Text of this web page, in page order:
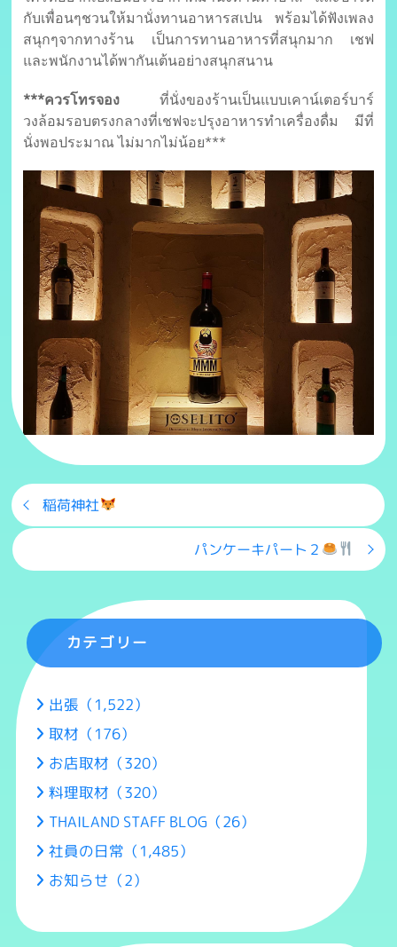
กับเพื่อนๆชวนให้มานั่งทานอาหารสเปน พร้อมได้ฟังเพลง
สนุกๆจากทางร้าน เป็นการทานอาหารที่สนุกมาก เชฟ
และพนักงานได้พากันเต้นอย่างสนุกสนาน
***ควรโทรจอง ที่นั่งของร้านเป็นแบบเคาน์เตอร์บาร์
วงล้อมรอบตรงกลางที่เชฟจะปรุงอาหารทำเครื่องดื่ม มีที่
นั่งพอประมาณ ไม่มากไม่น้อย***
稲荷神社
パンケーキパート２
カテゴリー
出張（1,522）
取材（176）
お店取材（320）
料理取材（320）
THAILAND STAFF BLOG（26）
社員の日常（1,485）
お知らせ（2）